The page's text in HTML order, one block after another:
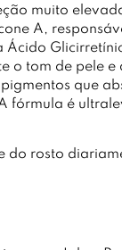
muito
A,
Ácido
o tom de pele
que
fórmula é
do rosto